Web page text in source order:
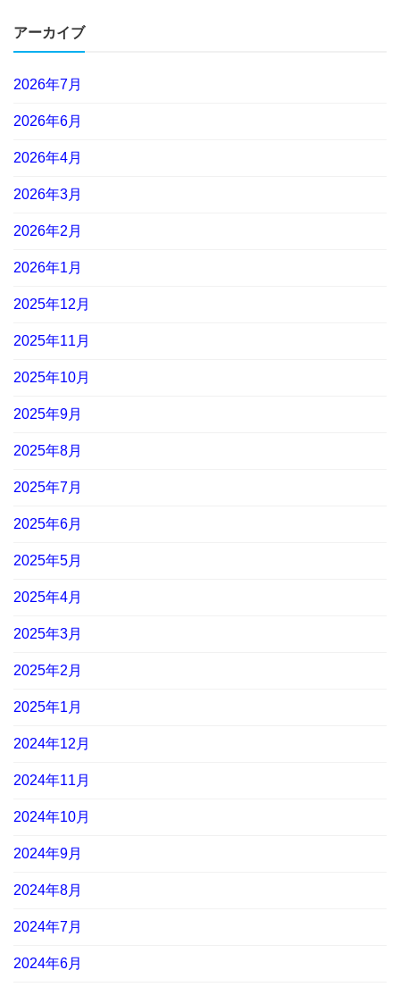
アーカイブ
2026年7月
2026年6月
2026年4月
2026年3月
2026年2月
2026年1月
2025年12月
2025年11月
2025年10月
2025年9月
2025年8月
2025年7月
2025年6月
2025年5月
2025年4月
2025年3月
2025年2月
2025年1月
2024年12月
2024年11月
2024年10月
2024年9月
2024年8月
2024年7月
2024年6月